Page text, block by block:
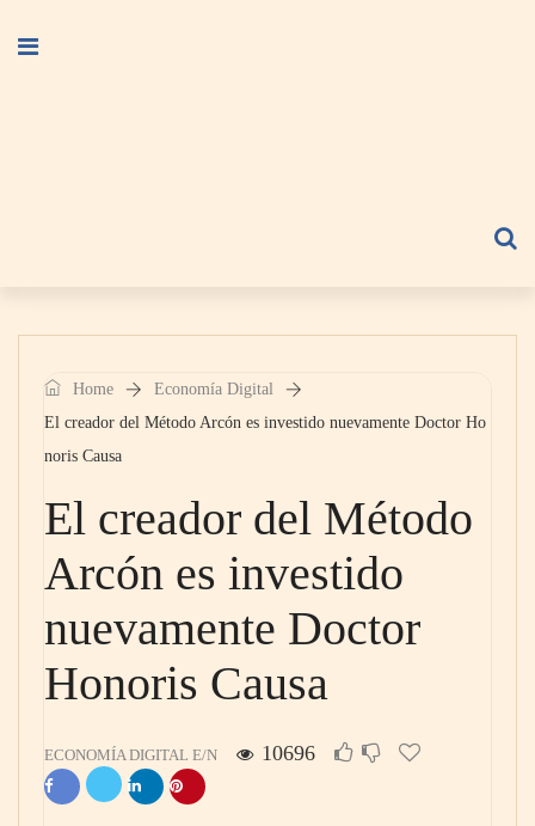
Home
Economía Digital
El creador del Método Arcón es investido nuevamente Doctor Ho
noris Causa
El creador del Método
Arcón es investido
nuevamente Doctor
Honoris Causa
ECONOMÍA DIGITAL E/N 10696